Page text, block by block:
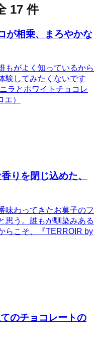
17 件
が相乗、まろやかな
もがよく知っているから
験してみたくないです
ラとホワイトチョコレ
）
りを閉じ込めた、
味わってきたお菓子のフ
思う。誰もが馴染みある
らこそ、『TERROIR by
のチョコレートの